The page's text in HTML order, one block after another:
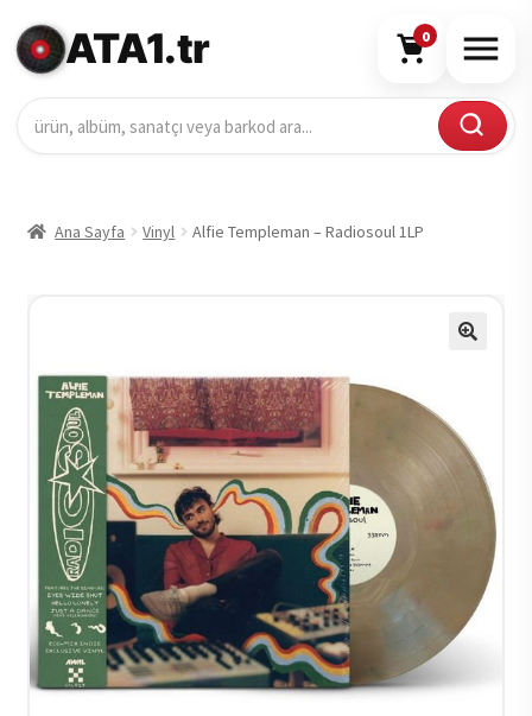
ATA1.tr 0
Ana Sayfa Vinyl Alfie Templeman – Radiosoul 1LP